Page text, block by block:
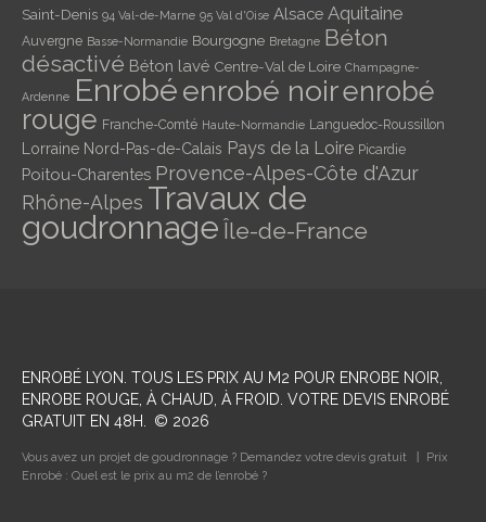
Saint-Denis 94 Val-de-Marne 95 Val d'Oise Alsace Aquitaine
Auvergne Basse-Normandie Bourgogne Bretagne Béton
désactivé Béton lavé Centre-Val de Loire Champagne-
Ardenne Enrobéenrobé noirenrobé
rouge Franche-Comté Haute-Normandie Languedoc-Roussillon
Lorraine Nord-Pas-de-Calais Pays de la Loire Picardie
Poitou-Charentes Provence-Alpes-Côte d'Azur
Rhône-Alpes Travaux de
goudronnage Île-de-France
ENROBÉ LYON . TOUS LES PRIX AU M2 POUR ENROBE NOIR,
ENROBE ROUGE, À CHAUD, À FROID. VOTRE DEVIS ENROBÉ
GRATUIT EN 48H.
© 2026
Vous avez un projet de goudronnage ? Demandez votre devis gratuit
Prix
Enrobé : Quel est le prix au m2 de l’enrobé ?